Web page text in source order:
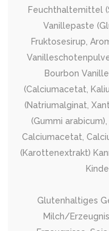
Feuchthaltemittel
Vanillepaste
Fruktosesirup,
Bourbon
(Calciumacetat,
(Natriumalginat,
(Gummi
Calciumacetat,
(Karottenextrakt)
Glutenhaltiges
Milch/